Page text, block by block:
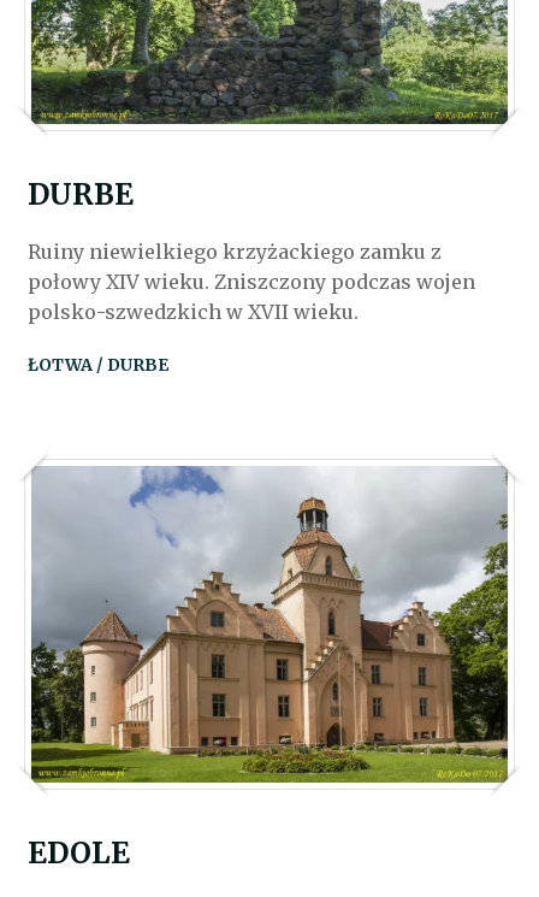
DURBE
Ruiny niewielkiego krzyżackiego zamku z
połowy XIV wieku. Zniszczony podczas wojen
polsko-szwedzkich w XVII wieku.
ŁOTWA / DURBE
EDOLE